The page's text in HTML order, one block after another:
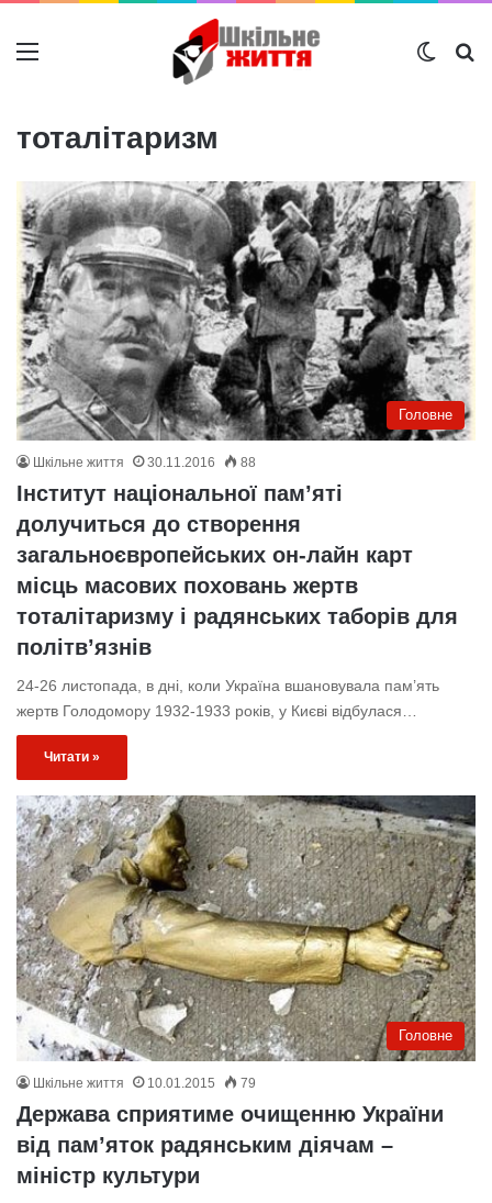
Меню
тоталітаризм
Головне
Шкільне життя 30.11.2016 88
Інститут національної пам’яті
долучиться до створення
загальноєвропейських он-лайн карт
місць масових поховань жертв
тоталітаризму і радянських таборів для
політв’язнів
24-26 листопада, в дні, коли Україна вшановувала пам’ять
жертв Голодомору 1932-1933 років, у Києві відбулася…
Читати »
Головне
Шкільне життя 10.01.2015 79
Держава сприятиме очищенню України
від пам’яток радянським діячам –
міністр культури